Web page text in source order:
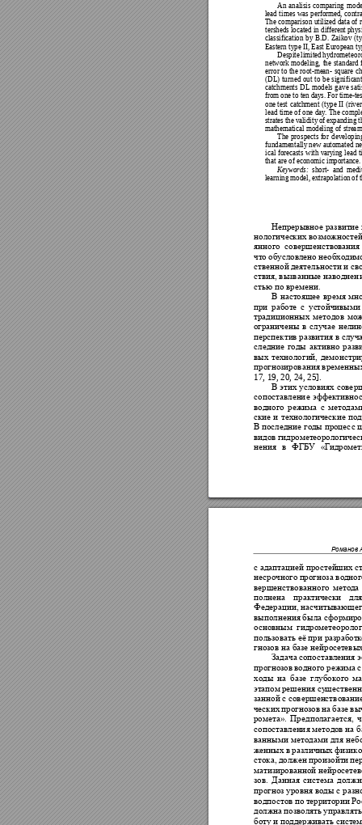
An analisis comparing
lead times was performed, co
The comparison utilized data of
tersheds located in different phy
classification by B.D. Zaikov
Eastern type II, East European
Despite limited
network modeling, the standard
error to the root-mean- square ch
(DL) turned out to be signific
catchments DL models gave
from one to ten days. For time-
one test catchment (type II (ri
lead time of one day. The com
strates the validity of expanding
mathematical modeling of strea
The prospects for
fundamentally new automated
ical forecasts with varying lead
that are of economic importance.
Keywords: short- and
learning model, extrapolation of
Непрерывное развитие
нологических возможнос
янного
совершенствования
что обусловлено
ственной деятельности и св
ствия, вызванные
стью по времени.
В настоящее время
при работе с устойчивыми
традиционных методов
ограничены в случае не
перспектив развития в
следние годы активно
вых технологий, демонст
прогнозирования
17, 19, 20, 24, 25].
В этих условиях
сопоставление эффективн
водного режима с
ские и технологические
В последние годы процесс
видов
нения
в ФГБУ «
Романов
с адаптацией простейших
несрочного прогноза во
вершенствованного метода
полнена
практически
Федерации, насчитываю
выполнения была сформи
основным
пользовать её при разработ
гнозов на базе нейрос
Задача сопоставления э
прогнозов водного режима
ходы на базе глубокого
этапом решения су
занной с совершенствова
ческих прогнозов на базе
ромета». Предполагается,
сопоставления методов на
ванными методами для
женных в различных физико
стока, должен произойти
матизированной нейр
зов. Данная система
прогноз уровня воды с
водпостов по территории
должна позволять управля
боту и поддерживать сист